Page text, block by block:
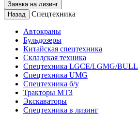
Заявка на лизинг
Назад
Спецтехника
Автокраны
Бульдозеры
Китайская спецтехника
Складская техника
Спецтехника LGCE/LGMG/BULL
Спецтехника UMG
Спецтехника б/у
Тракторы МТЗ
Экскаваторы
Спецтехника в лизинг